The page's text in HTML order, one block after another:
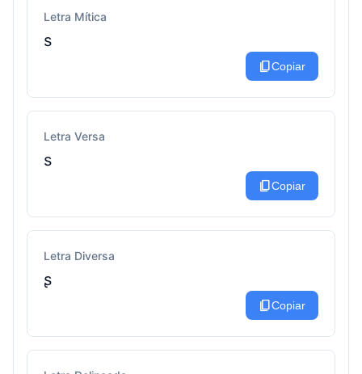
Letra Mítica
ѕ
content_copyCopiar
Letra Versa
ѕ
content_copyCopiar
Letra Diversa
ʂ
content_copyCopiar